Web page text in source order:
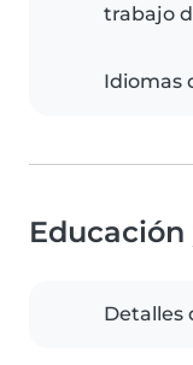
trabajo
Idiomas
Detalles